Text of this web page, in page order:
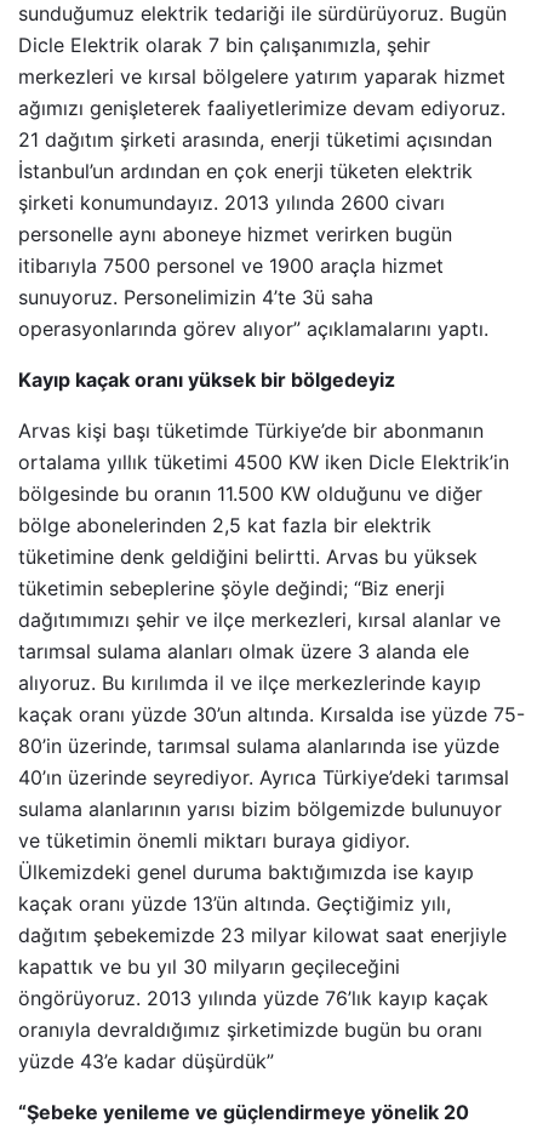
sunduğumuz elektrik tedariği ile sürdürüyoruz. Bugün
Dicle Elektrik olarak 7 bin çalışanımızla, şehir
merkezleri ve kırsal bölgelere yatırım yaparak hizmet
ağımızı genişleterek faaliyetlerimize devam ediyoruz.
21 dağıtım şirketi arasında, enerji tüketimi açısından
İstanbul’un ardından en çok enerji tüketen elektrik
şirketi konumundayız. 2013 yılında 2600 civarı
personelle aynı aboneye hizmet verirken bugün
itibarıyla 7500 personel ve 1900 araçla hizmet
sunuyoruz. Personelimizin 4’te 3ü saha
operasyonlarında görev alıyor” açıklamalarını yaptı.
Kayıp kaçak oranı yüksek bir bölgedeyiz
Arvas kişi başı tüketimde Türkiye’de bir abonmanın
ortalama yıllık tüketimi 4500 KW iken Dicle Elektrik’in
bölgesinde bu oranın 11.500 KW olduğunu ve diğer
bölge abonelerinden 2,5 kat fazla bir elektrik
tüketimine denk geldiğini belirtti. Arvas bu yüksek
tüketimin sebeplerine şöyle değindi; “Biz enerji
dağıtımımızı şehir ve ilçe merkezleri, kırsal alanlar ve
tarımsal sulama alanları olmak üzere 3 alanda ele
alıyoruz. Bu kırılımda il ve ilçe merkezlerinde kayıp
kaçak oranı yüzde 30’un altında. Kırsalda ise yüzde 75-
80’in üzerinde, tarımsal sulama alanlarında ise yüzde
40’ın üzerinde seyrediyor. Ayrıca Türkiye’deki tarımsal
sulama alanlarının yarısı bizim bölgemizde bulunuyor
ve tüketimin önemli miktarı buraya gidiyor.
Ülkemizdeki genel duruma baktığımızda ise kayıp
kaçak oranı yüzde 13’ün altında. Geçtiğimiz yılı,
dağıtım şebekemizde 23 milyar kilowat saat enerjiyle
kapattık ve bu yıl 30 milyarın geçileceğini
öngörüyoruz. 2013 yılında yüzde 76’lık kayıp kaçak
oranıyla devraldığımız şirketimizde bugün bu oranı
yüzde 43’e kadar düşürdük”
“Şebeke yenileme ve güçlendirmeye yönelik 20